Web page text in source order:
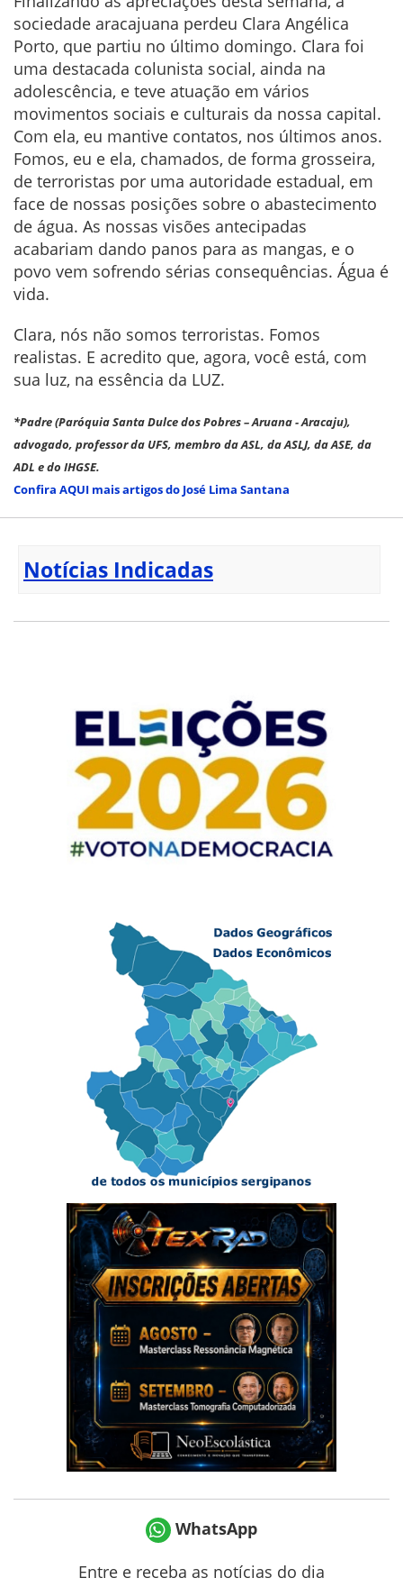
sociedade aracajuana perdeu Clara Angélica
Porto, que partiu no último domingo. Clara foi
uma destacada colunista social, ainda na
adolescência, e teve atuação em vários
movimentos sociais e culturais da nossa capital.
Com ela, eu mantive contatos, nos últimos anos.
Fomos, eu e ela, chamados, de forma grosseira,
de terroristas por uma autoridade estadual, em
face de nossas posições sobre o abastecimento
de água. As nossas visões antecipadas
acabariam dando panos para as mangas, e o
povo vem sofrendo sérias consequências. Água é
vida.
Clara, nós não somos terroristas. Fomos
realistas. E acredito que, agora, você está, com
sua luz, na essência da LUZ.
*Padre (Paróquia Santa Dulce dos Pobres – Aruana - Aracaju),
advogado, professor da UFS, membro da ASL, da ASLJ, da ASE, da
ADL e do IHGSE.
Confira AQUI mais artigos do José Lima Santana
Notícias Indicadas
WhatsApp
Entre e receba as notícias do dia